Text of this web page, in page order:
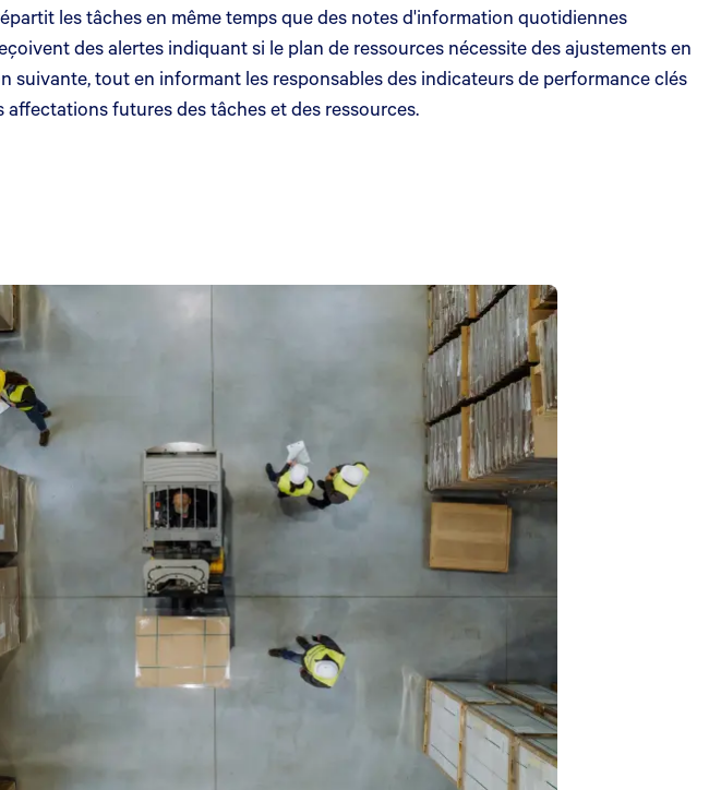
les tâches en même temps que des notes d'information quotidiennes
des alertes indiquant si le plan de ressources nécessite des ajustements en
tout en informant les responsables des indicateurs de performance clés
futures des tâches et des ressources.